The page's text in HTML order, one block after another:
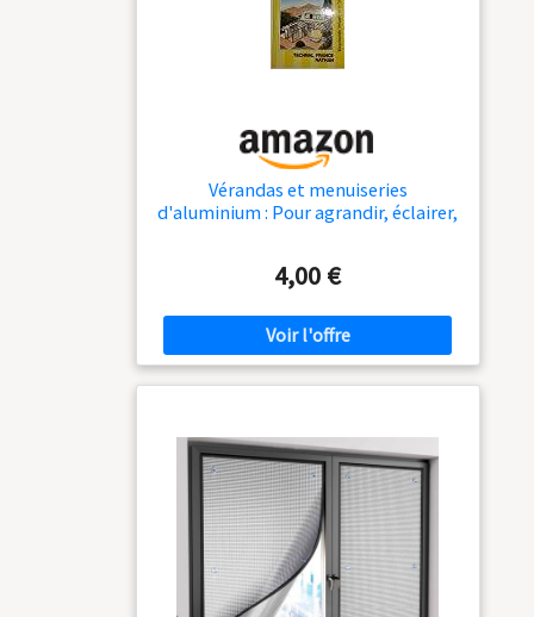
Vérandas et menuiseries
d'aluminium : Pour agrandir, éclairer,
4,00 €